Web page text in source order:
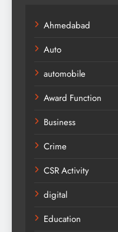
Ahmedabad
Auto
automobile
Award Function
Business
Crime
CSR Activity
digital
Education